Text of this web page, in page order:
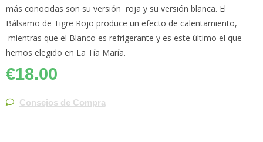
más conocidas son su versión roja y su versión blanca. El
Bálsamo de Tigre Rojo produce un efecto de calentamiento,
mientras que el Blanco es refrigerante y es este último el que
hemos elegido en La Tía María.
€18.00
Consejos de Compra